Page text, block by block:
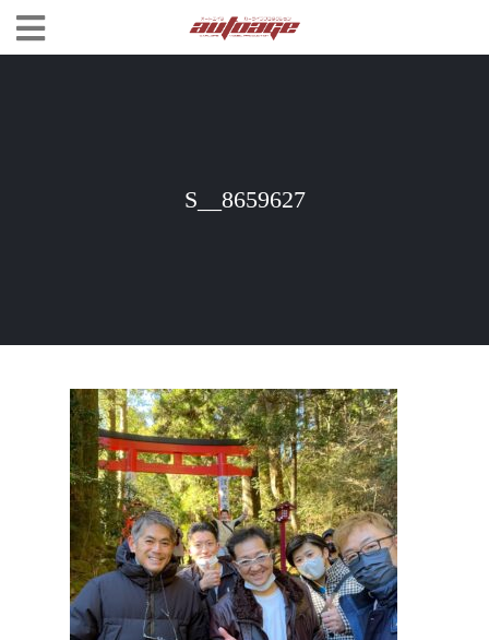
S__8659627